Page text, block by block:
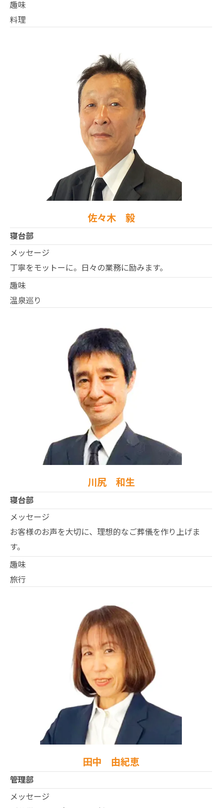
趣味
料理
佐々木 毅
寝台部
メッセージ
丁寧をモットーに。日々の業務に励みます。
趣味
温泉巡り
川尻 和生
寝台部
メッセージ
お客様のお声を大切に、理想的なご葬儀を作り上げま
す。
趣味
旅行
田中 由紀恵
管理部
メッセージ